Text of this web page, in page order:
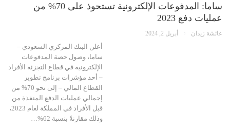
ساما: المدفوعات الإلكترونية تستحوذ على 70% من
عمليات دفع 2023
عائشة زيدان أبريل 2, 2024
أعلن البنك المركزي السعودي –
ساما، وصول حصة المدفوعات
الإلكترونية في قطاع التجزئة الأفراد
– أحد مؤشرات برنامج تطوير
القطاع المالي – إلى نحو 70% من
إجمالي عمليات الدفع المنفذة من
قبل الأفراد في المملكة لعام 2023،
وذلك مقارنةً بنسبة 62%…